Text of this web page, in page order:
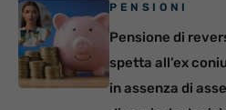
PENSIONI
Pensione di
spetta all’ex
in assenza di